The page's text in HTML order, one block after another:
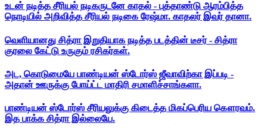
உடன் நடித்த சீரியல் நடிகருடனே காதல் - புத்தாண்டு ஆரம்பித்த
நொடியில் அறிவித்த சீரியல் நடிகை ரேஷ்மா. காதலர் இவர் தானா.
வெளியானது சித்ரா இறுதியாக நடித்த படத்தின் டீசர் - சித்ரா
குரலை கேட்டு உருகும் ரசிகர்கள்.
அட, கொடுமையே பாண்டியன் ஸ்டோர்ஸ் ஜீவாவிற்கா இப்படி -
அதான் ஊருக்கு போய்ட்ட மாதிரி சமாளிச்சாங்களா.
பாண்டியன் ஸ்டோர்ஸ் சீரியலுக்கு கிடைத்த மிகப்பெரிய கௌரவம்.
இத பாக்க சித்ரா இல்லையே.